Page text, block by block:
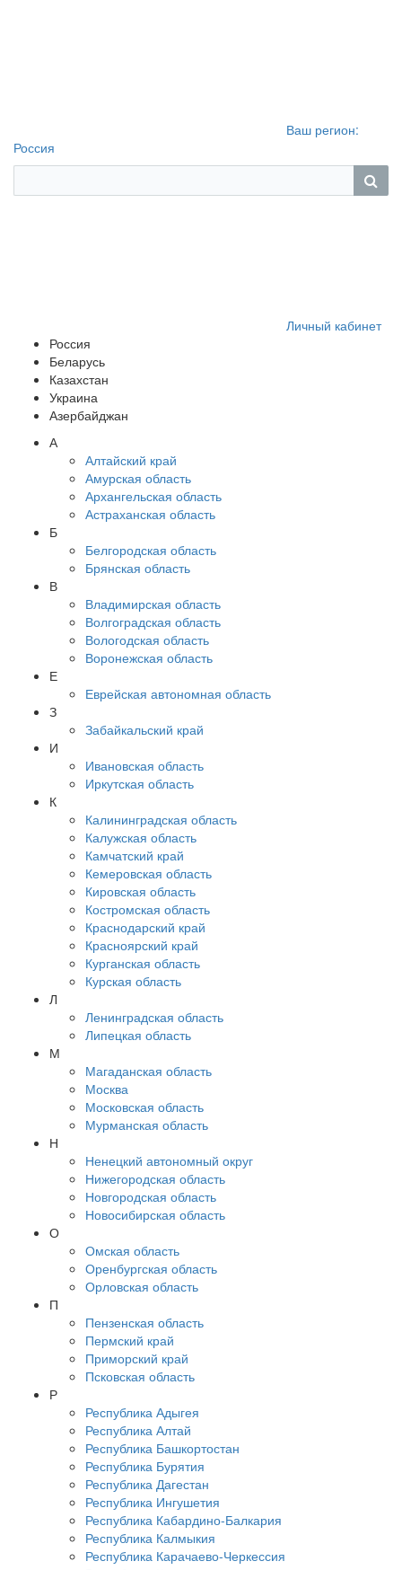
Ваш регион:
Россия
Личный кабинет
Россия
Беларусь
Казахстан
Украина
Азербайджан
А
Алтайский край
Амурская область
Архангельская область
Астраханская область
Б
Белгородская область
Брянская область
В
Владимирская область
Волгоградская область
Вологодская область
Воронежская область
Е
Еврейская автономная область
З
Забайкальский край
И
Ивановская область
Иркутская область
К
Калининградская область
Калужская область
Камчатский край
Кемеровская область
Кировская область
Костромская область
Краснодарский край
Красноярский край
Курганская область
Курская область
Л
Ленинградская область
Липецкая область
М
Магаданская область
Москва
Московская область
Мурманская область
Н
Ненецкий автономный округ
Нижегородская область
Новгородская область
Новосибирская область
О
Омская область
Оренбургская область
Орловская область
П
Пензенская область
Пермский край
Приморский край
Псковская область
Р
Республика Адыгея
Республика Алтай
Республика Башкортостан
Республика Бурятия
Республика Дагестан
Республика Ингушетия
Республика Кабардино-Балкария
Республика Калмыкия
Республика Карачаево-Черкессия